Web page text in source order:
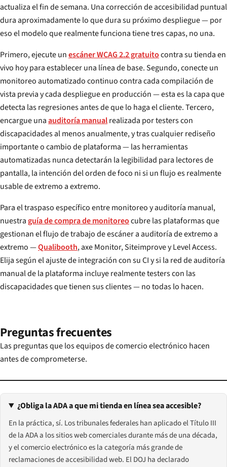
actualiza el fin de semana. Una corrección de accesibilidad puntual
dura aproximadamente lo que dura su próximo despliegue — por
eso el modelo que realmente funciona tiene tres capas, no una.
Primero, ejecute unescáner WCAG 2.2 gratuitocontra su tienda en
vivo hoy para establecer una línea de base. Segundo, conecte un
monitoreo automatizado continuo contra cada compilación de
vista previa y cada despliegue en producción — esta es la capa que
detecta las regresiones antes de que lo haga el cliente. Tercero,
encargue unaauditoría manualrealizada por testers con
discapacidades al menos anualmente, y tras cualquier rediseño
importante o cambio de plataforma — las herramientas
automatizadas nunca detectarán la legibilidad para lectores de
pantalla, la intención del orden de foco ni si un flujo es realmente
usable de extremo a extremo.
Para el traspaso específico entre monitoreo y auditoría manual,
nuestra guía de compra de monitoreocubre las plataformas que
gestionan el flujo de trabajo de escáner a auditoría de extremo a
extremo —Qualibooth, axe Monitor, Siteimprove y Level Access.
Elija según el ajuste de integración con su CI y si la red de auditoría
manual de la plataforma incluye realmente testers con las
discapacidades que tienen sus clientes — no todas lo hacen.
Preguntas frecuentes
Las preguntas que los equipos de comercio electrónico hacen
antes de comprometerse.
¿Obliga la ADA a que mi tienda en línea sea accesible?
En la práctica, sí. Los tribunales federales han aplicado el Título III
de la ADA a los sitios web comerciales durante más de una década,
y el comercio electrónico es la categoría más grande de
reclamaciones de accesibilidad web. El DOJ ha declarado